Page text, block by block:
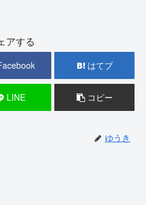
アする
はてブ
LINE コピー
ゆうき